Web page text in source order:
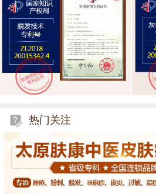
热门关注